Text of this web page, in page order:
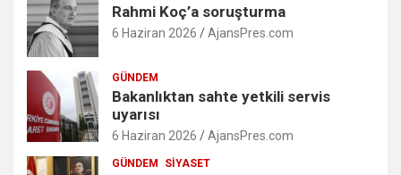
Rahmi Koç’a soruşturma
6 Haziran 2026 AjansPres.com
GÜNDEM
Bakanlıktan sahte yetkili servis
uyarısı
6 Haziran 2026 AjansPres.com
GÜNDEM SIYASET